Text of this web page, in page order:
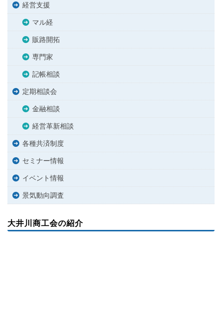
経営支援
マル経
販路開拓
専門家
記帳相談
定期相談会
金融相談
経営革新相談
各種共済制度
セミナー情報
イベント情報
景気動向調査
大井川商工会の紹介